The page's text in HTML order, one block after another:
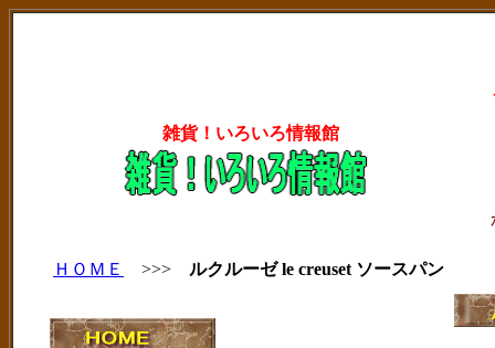
雑貨！いろいろ情報館
ＨＯＭＥ >>> ルクルーゼ le creuset ソースパン